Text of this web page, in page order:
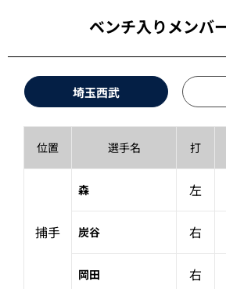
ベンチ入りメンバ
埼玉西武
位置 選手名 打
捕手
森 左
炭谷 右
岡田 右